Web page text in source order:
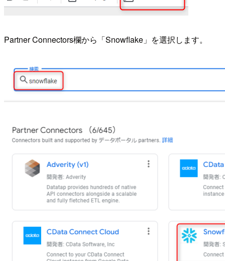
Partner Connectors欄から「Snowflake」を選択します。